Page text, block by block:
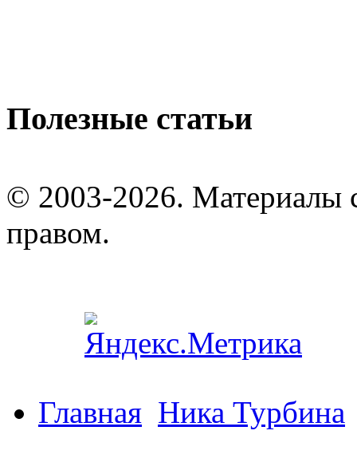
Полезные статьи
© 2003-2026. Материалы
правом.
Главная Ника Турбина